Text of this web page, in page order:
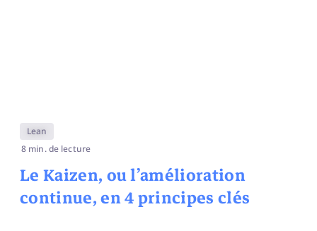
Lean
8 min. de lecture
Le Kaizen, ou l’amélioration
continue, en 4 principes clés